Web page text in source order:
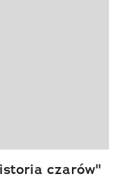
czarów"